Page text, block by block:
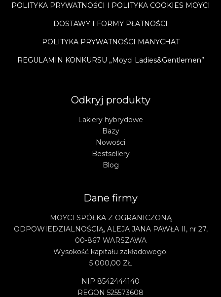
POLITYKA PRYWATNOŚCI I POLITYKA COOKIES MOYCI
DOSTAWY I FORMY PŁATNOŚCI
POLITYKA PRYWATNOŚCI MANYCHAT
REGULAMIN KONKURSU „Moyci Ladies&Gentlemen”
Odkryj produkty
Lakiery hybrydowe
Bazy
Nowości
Bestsellery
Blog
Dane firmy
MOYCI SPÓŁKA Z OGRANICZONĄ
ODPOWIEDZIALNOŚCIĄ, ALEJA JANA PAWŁA II, nr 27,
00-867 WARSZAWA
Wysokość kapitału zakładowego:
5 000,00 ZŁ
NIP 8542444140
REGON 525573608